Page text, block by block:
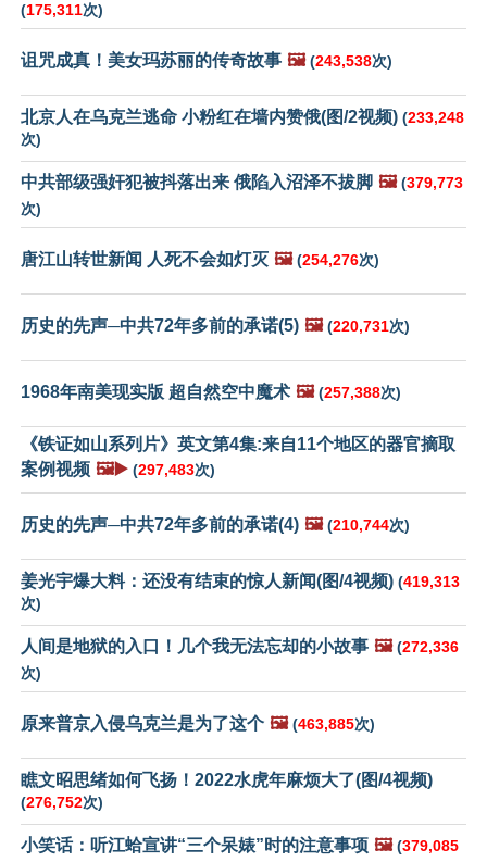
(175,311次)
诅咒成真！美女玛苏丽的传奇故事 🖼️ (243,538次)
北京人在乌克兰逃命 小粉红在墙内赞俄(图/2视频) (233,248
次)
中共部级强奸犯被抖落出来 俄陷入沼泽不拔脚 🖼️ (379,773
次)
唐江山转世新闻 人死不会如灯灭 🖼️ (254,276次)
历史的先声─中共72年多前的承诺(5) 🖼️ (220,731次)
1968年南美现实版 超自然空中魔术 🖼️ (257,388次)
《铁证如山系列片》英文第4集:来自11个地区的器官摘取
案例视频 🖼️▶️ (297,483次)
历史的先声─中共72年多前的承诺(4) 🖼️ (210,744次)
姜光宇爆大料：还没有结束的惊人新闻(图/4视频) (419,313
次)
人间是地狱的入口！几个我无法忘却的小故事 🖼️ (272,336
次)
原来普京入侵乌克兰是为了这个 🖼️ (463,885次)
瞧文昭思绪如何飞扬！2022水虎年麻烦大了(图/4视频)
(276,752次)
小笑话：听江蛤宣讲“三个呆婊”时的注意事项 🖼️ (379,085